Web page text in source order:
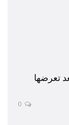
تعرضها